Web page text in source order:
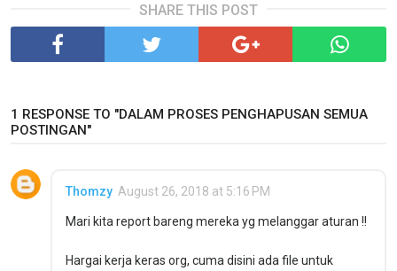
SHARE THIS POST
1 RESPONSE TO "DALAM PROSES PENGHAPUSAN SEMUA
POSTINGAN"
Thomzy August 26, 2018 at 5:16 PM
Mari kita report bareng mereka yg melanggar aturan !!
Hargai kerja keras org, cuma disini ada file untuk